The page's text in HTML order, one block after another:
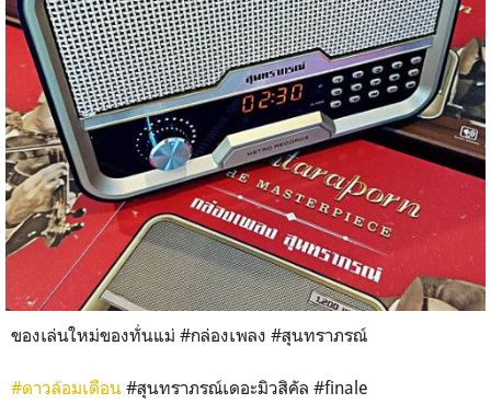
ของเล่นใหม่ของทั่นแม่ #กล่องเพลง #สุนทราภรณ์
#ดาวล้อมเดือน #สุนทราภรณ์เดอะมิวสิคัล #finale